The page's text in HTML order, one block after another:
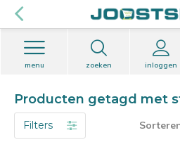
zoeken inloggen
menu
Producten getagd met
Filters